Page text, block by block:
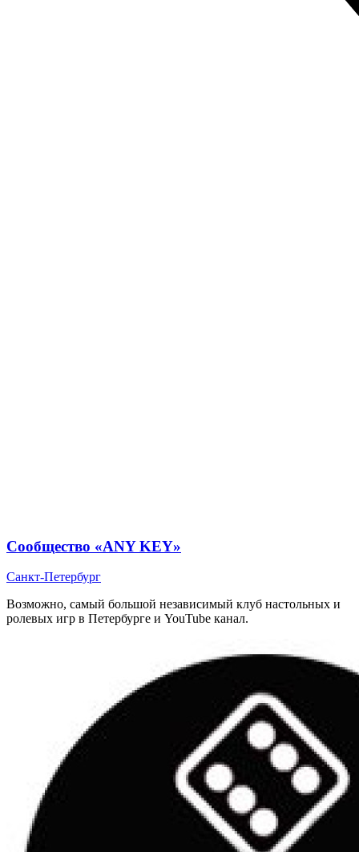
Сообщество «ANY KEY»
Санкт-Петербург
Возможно, самый большой независимый клуб настольных и
ролевых игр в Петербурге и YouTube канал.